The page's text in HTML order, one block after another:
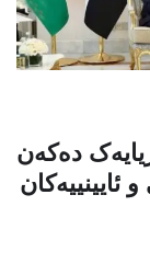
دەکەن
ئایینییەکان